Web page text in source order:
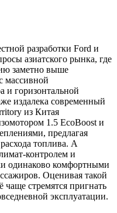
разработки Ford и
азиатского рынка, где
заметно выше
массивной
и горизонтальной
издалека современный
из Китая
1.5 EcoBoost и
предлагая
топлива. А
контролем и
одинаково комфортными
Оценивая такой
чаще стремятся пригнать
эксплуатации.